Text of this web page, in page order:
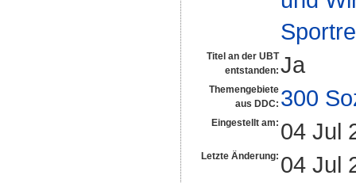
Titel an der UBT
entstanden: Ja
Themengebiete
aus DDC: 300
Eingestellt am: 04 Jul
Letzte Änderung: 04 Jul